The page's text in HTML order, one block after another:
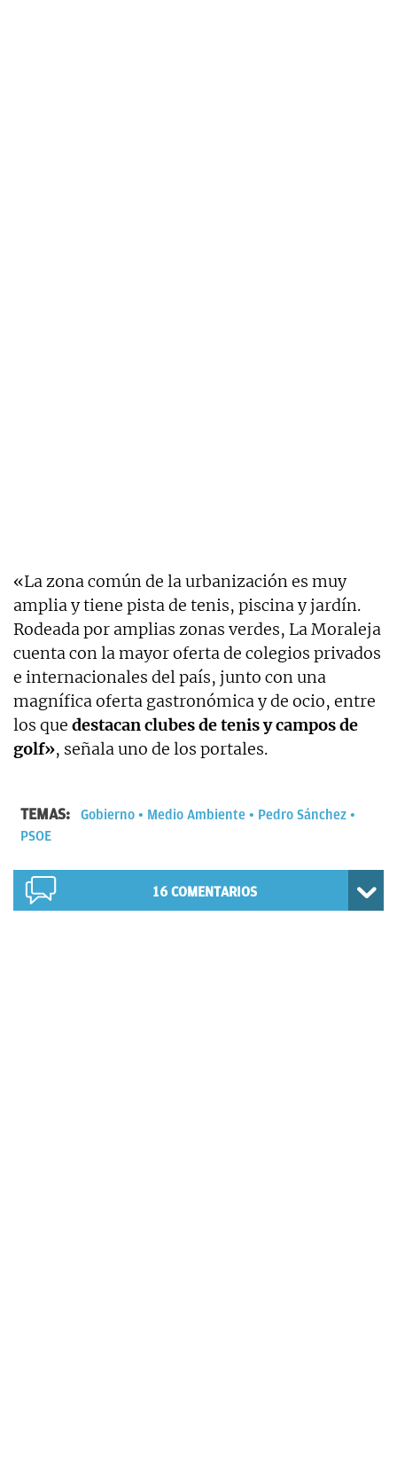
«La zona común de la urbanización es muy
amplia y tiene pista de tenis, piscina y jardín.
Rodeada por amplias zonas verdes, La Moraleja
cuenta con la mayor oferta de colegios privados
e internacionales del país, junto con una
magnífica oferta gastronómica y de ocio, entre
los que destacan clubes de tenis y campos de
golf», señala uno de los portales.
TEMAS: Gobierno Medio Ambiente
Pedro Sánchez
PSOE
16 COMENTARIOS